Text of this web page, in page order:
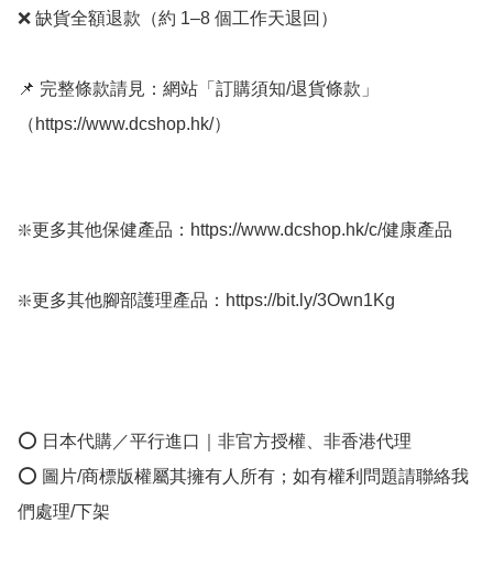
❌ 缺貨全額退款（約 1–8 個工作天退回）
📌 完整條款請見：網站「訂購須知/退貨條款」
（https://www.dcshop.hk/）
❇️更多其他保健產品：https://www.dcshop.hk/c/健康產品
❇️更多其他腳部護理產品：https://bit.ly/3Own1Kg
⭕ 日本代購／平行進口｜非官方授權、非香港代理
⭕ 圖片/商標版權屬其擁有人所有；如有權利問題請聯絡我
們處理/下架